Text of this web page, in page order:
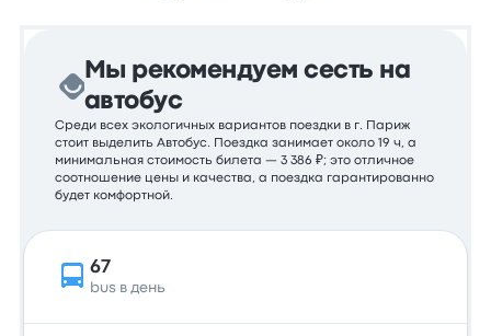
Мы рекомендуем сесть на
автобус
Среди всех экологичных вариантов поездки в г. Париж
стоит выделить Автобус. Поездка занимает около 19 ч, а
минимальная стоимость билета — 3 386 ₽; это отличное
соотношение цены и качества, а поездка гарантированно
будет комфортной.
67
bus в день